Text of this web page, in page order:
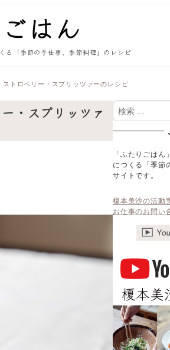
る「季節の手仕事、季節料理」のレシピ
ストロベリー・スプリッツァーのレシピ
・スプリッツァ
検
索
「ふたりごは
につくる「季節
サイトです。
榎本美沙の活動
お仕事のお問い